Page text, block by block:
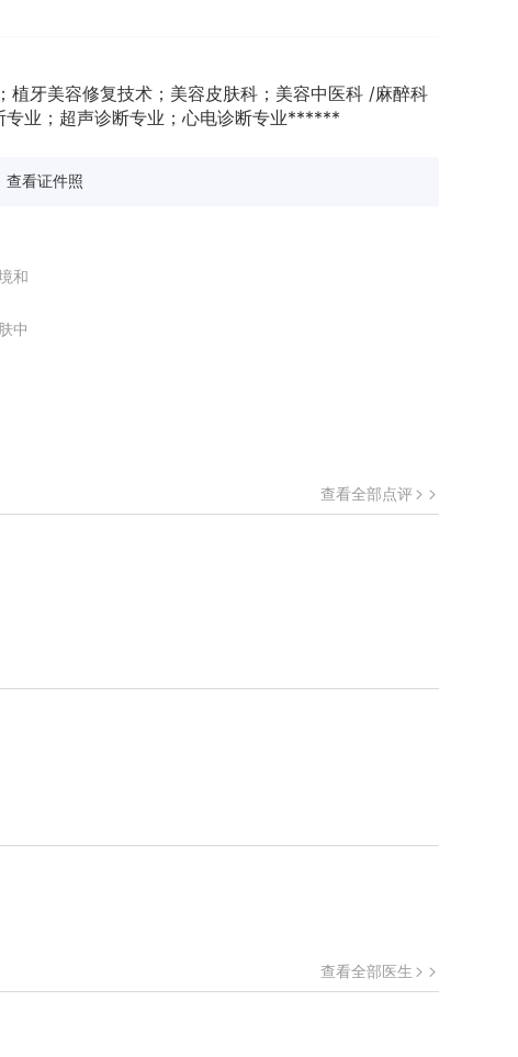
植牙美容修复技术；美容皮肤科；美容中医科 /麻醉科
专业；超声诊断专业；心电诊断专业******
查看证件照
和
中
查看全部点评
查看全部医生